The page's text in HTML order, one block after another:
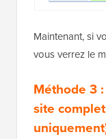
Maintenant, si
vous verrez le
Méthode 3
site